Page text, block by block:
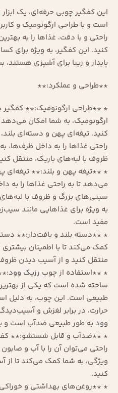
این کفگیر چوبی حرفه‌ای، یک
است و با طراحی ارگونومیک و
راحتی و با دقت، غذاها را به
کنید. این کفگیر، به ویژه برای
پایدار و زیبا برای آشپزی
**طراحی و عملکرد:**
* **طراحی ارگونومیک:** کفگیر
ارگونومیک، به شما امکان می‌دهد
کنید. تیغه‌ای پهن و دسته‌ای
راحتی غذاها را به داخل
ظروف با لبه‌های باریک، منتقل
* **تیغه پهن و بلند:** تیغه‌ای
می‌دهد تا به راحتی غذاها را
سینی‌های بزرگ و ظروف با لبه‌های
به ویژه برای غذاهایی مانند
مفید است.
* **دسته بلند و بافت‌دار:**
کمک می‌کند تا با اطمینان
منتقل کنید و از آسیب دیدن
* **استفاده از چوب رزیک وود
ساخته شده است که یکی از
طبیعی است. این چوب، به دلیل
حرارت، در برابر لغزش و
وود به طور طبیعی ضدآب است و
* **ضدآب و قابل شستشو:**
راحتی می‌توان آن را با آب و
ویژگی، به شما کمک می‌کند تا
کنید.
* **روغن‌های بهداشتی و